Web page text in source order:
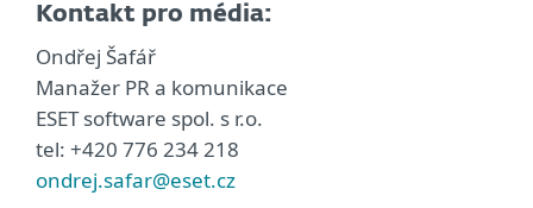
Kontakt pro média:
Ondřej Šafář
Manažer PR a komunikace
ESET software spol. s r.o.
tel: +420 776 234 218
ondrej.safar@eset.cz